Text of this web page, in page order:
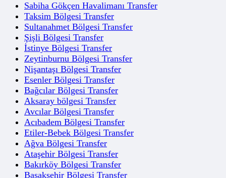
Sabiha Gökçen Havalimanı Transfer
Taksim Bölgesi Transfer
Sultanahmet Bölgesi Transfer
Şişli Bölgesi Transfer
İstinye Bölgesi Transfer
Zeytinburnu Bölgesi Transfer
Nişantaşı Bölgesi Transfer
Esenler Bölgesi Transfer
Bağcılar Bölgesi Transfer
Aksaray bölgesi Transfer
Avcılar Bölgesi Transfer
Acıbadem Bölgesi Transfer
Etiler-Bebek Bölgesi Transfer
Ağva Bölgesi Transfer
Ataşehir Bölgesi Transfer
Bakırköy Bölgesi Transfer
Başakşehir Bölgesi Transfer